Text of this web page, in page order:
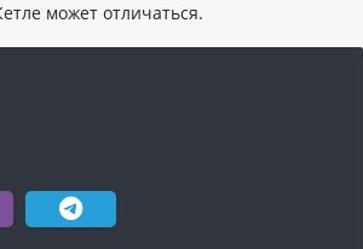
может отличаться.